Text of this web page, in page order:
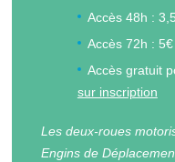
Accès 48h :
Accès 72h : 5€
Accès gratuit
sur inscription
Les deux-roues
Engins de